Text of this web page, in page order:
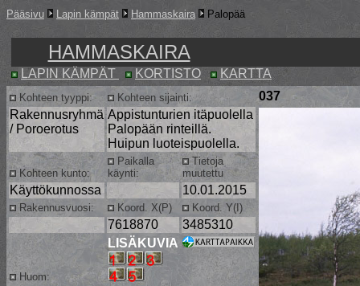
Pääsivu Lapin kämpät Hammaskaira Palopää
HAMMASKAIRA
LAPIN KÄMPÄT KORTISTO KARTTA
Kohteen tyyppi: Kohteen sijainti:
037
Rakennusryhmä
/ Poroerotus
Appistunturien itäpuolella
Palopään rinteillä.
Huipun luoteispuolella.
Kohteen kunto:
Paikalla
käynti:
Tietoja
muutettu
Käyttökunnossa 10.01.2015
Rakennusvuosi: Koord. X(P) Koord. Y(I)
7618870 3485310
Huom:
LISÄKUVIA